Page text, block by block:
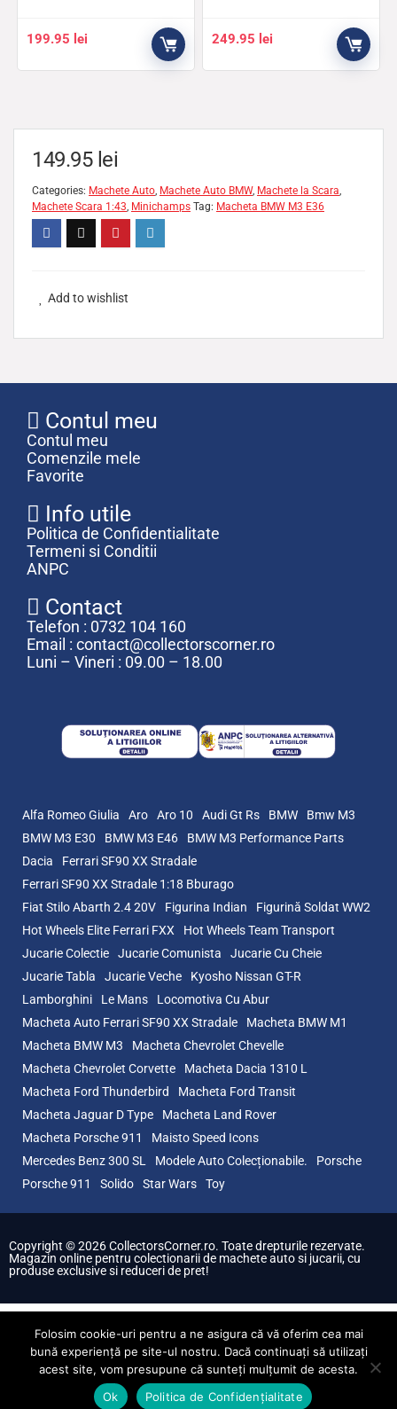
199.95 lei 249.95 lei
149.95 lei
Categories: Machete Auto, Machete Auto BMW, Machete la Scara,
Machete Scara 1:43, Minichamps Tag: Macheta BMW M3 E36
Add to wishlist
Contul meu
Contul meu
Comenzile mele
Favorite
Info utile
Politica de Confidentialitate
Termeni si Conditii
ANPC
Contact
Telefon : 0732 104 160
Email : contact@collectorscorner.ro
Luni – Vineri : 09.00 – 18.00
Alfa Romeo Giulia Aro Aro 10 Audi Gt Rs BMW
Bmw M3
BMW M3 E30
BMW M3 E46
BMW M3 Performance Parts
Dacia
Ferrari SF90 XX Stradale
Ferrari SF90 XX Stradale 1:18 Bburago
Fiat Stilo Abarth 2.4 20V
Figurina Indian
Figurină Soldat WW2
Hot Wheels Elite Ferrari FXX
Hot Wheels Team Transport
Jucarie Colectie
Jucarie Comunista
Jucarie Cu Cheie
Jucarie Tabla
Jucarie Veche
Kyosho Nissan GT-R
Lamborghini
Le Mans
Locomotiva Cu Abur
Macheta Auto Ferrari SF90 XX Stradale
Macheta BMW M1
Macheta BMW M3
Macheta Chevrolet Chevelle
Macheta Chevrolet Corvette
Macheta Dacia 1310 L
Macheta Ford Thunderbird
Macheta Ford Transit
Macheta Jaguar D Type
Macheta Land Rover
Macheta Porsche 911
Maisto Speed Icons
Mercedes Benz 300 SL
Modele Auto Colecționabile.
Porsche
Porsche 911
Solido Star Wars Toy
Copyright © 2026 CollectorsCorner.ro. Toate drepturile rezervate.
Magazin online pentru colectionarii de machete auto si jucarii, cu
produse exclusive si reduceri de pret!
Folosim cookie-uri pentru a ne asigura că vă oferim cea mai
bună experiență pe site-ul nostru. Dacă continuați să utilizați
acest site, vom presupune că sunteți mulțumit de acesta.
Ok
Politica de Confidențialitate